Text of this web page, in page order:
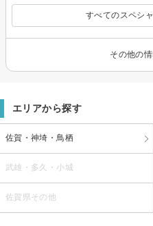
すべてのスペシ
その他の
エリアから探す
佐賀・神埼・鳥栖
武雄・多久・小城
佐賀県その他